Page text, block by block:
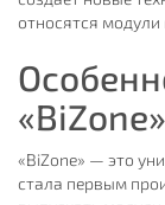
относятся
«BiZone»
«BiZone» — это
стала первым